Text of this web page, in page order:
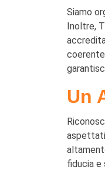
Siamo
Inoltre,
Un
fiducia e